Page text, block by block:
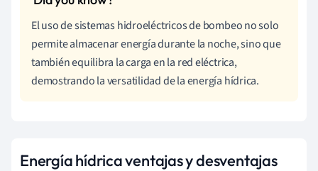
El uso de sistemas hidroeléctricos de bombeo no solo
permite almacenar energía durante la noche, sino que
también equilibra la carga en la red eléctrica,
demostrando la versatilidad de la energía hídrica.
Energía hídrica ventajas y desventajas